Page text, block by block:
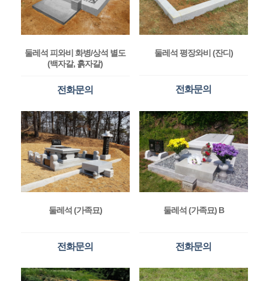
둘레석 피와비 화병/상석 별도
(백자갈, 흙자갈)
전화문의
둘레석 평장와비 (잔디)
전화문의
둘레석 (가족묘)
전화문의
둘레석 (가족묘) B
전화문의